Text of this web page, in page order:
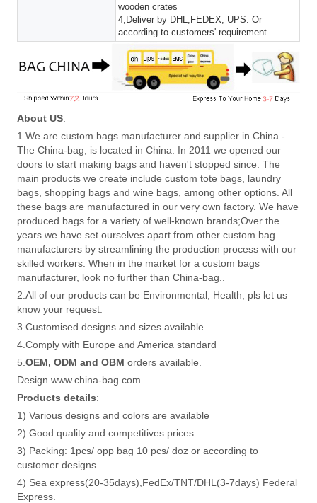
wooden crates
4,Deliver by DHL,FEDEX, UPS. Or
according to customers' requirement
About US:
1.We are custom bags manufacturer and supplier in China -
The China-bag, is located in China. In 2011 we opened our
doors to start making bags and haven't stopped since. The
main products we create include custom tote bags, laundry
bags, shopping bags and wine bags, among other options. All
these bags are manufactured in our very own factory. We have
produced bags for a variety of well-known brands;Over the
years we have set ourselves apart from other custom bag
manufacturers by streamlining the production process with our
skilled workers. When in the market for a custom bags
manufacturer, look no further than China-bag..
2.All of our products can be Environmental, Health, pls let us
know your request.
3.Customised designs and sizes available
4.Comply with Europe and America standard
5. OEM, ODM and OBM orders available.
Design www.china-bag.com
Products details:
1) Various designs and colors are available
2) Good quality and competitives prices
3) Packing: 1pcs/ opp bag 10 pcs/ doz or according to
customer designs
4) Sea express(20-35days),FedEx/TNT/DHL(3-7days) Federal
Express.